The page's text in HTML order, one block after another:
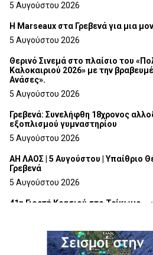
5 Αυγούστου 2026
Η Marseaux στα Γρεβενά για μια
5 Αυγούστου 2026
Θερινό Σινεμά στο πλαίσιο του
Καλοκαιριού 2026» με την
Ανάσες».
5 Αυγούστου 2026
Γρεβενά: Συνελήφθη 18χρονος
εξοπλισμού γυμναστηρίου
5 Αυγούστου 2026
ΑΗ ΛΑΟΣ | 5 Αυγούστου | Υπαίθριο
Γρεβενά
5 Αυγούστου 2026
41η Γιορτή Κρασιού στο Τρίκωμο –
ΜΟΡΙΟΔΟΤΟΥΜΕΝΑ ΣΕΜΙΝΑΡΙΑ